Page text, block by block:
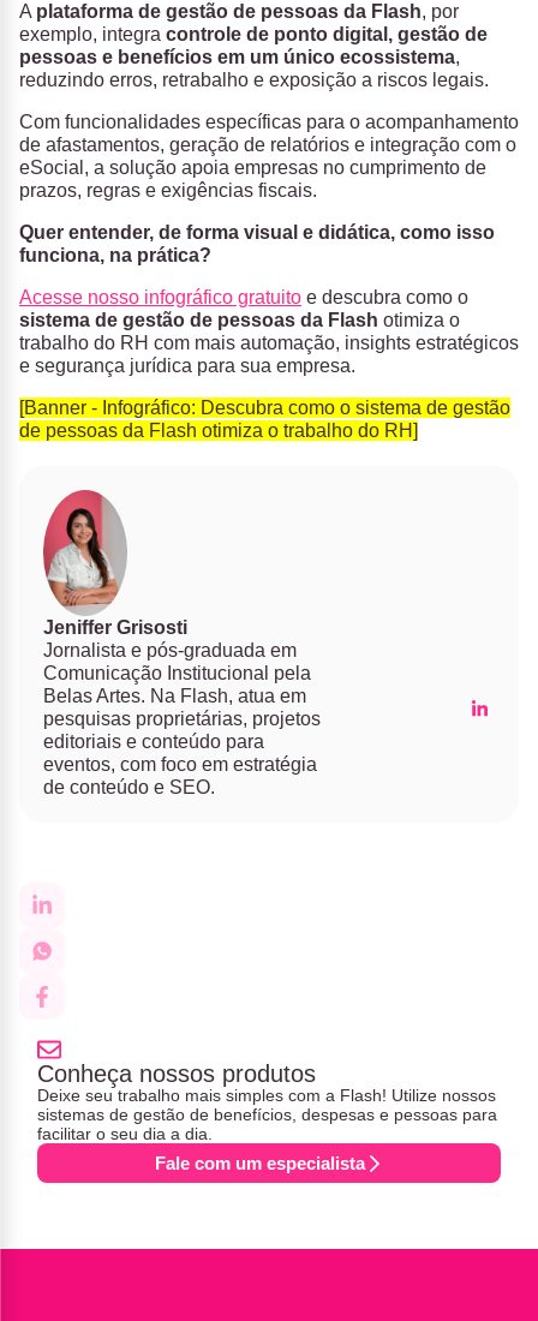
A plataforma de gestão de pessoas da Flash, por
exemplo, integra controle de ponto digital, gestão de
pessoas e benefícios em um único ecossistema,
reduzindo erros, retrabalho e exposição a riscos legais.
Com funcionalidades específicas para o acompanhamento
de afastamentos, geração de relatórios e integração com o
eSocial, a solução apoia empresas no cumprimento de
prazos, regras e exigências fiscais.
Quer entender, de forma visual e didática, como isso
funciona, na prática?
Acesse nosso infográfico gratuito e descubra como o
sistema de gestão de pessoas da Flash otimiza o
trabalho do RH com mais automação, insights estratégicos
e segurança jurídica para sua empresa.
[Banner - Infográfico: Descubra como o sistema de gestão
de pessoas da Flash otimiza o trabalho do RH]
Jeniffer Grisosti
Jornalista e pós-graduada em
Comunicação Institucional pela
Belas Artes. Na Flash, atua em
pesquisas proprietárias, projetos
editoriais e conteúdo para
eventos, com foco em estratégia
de conteúdo e SEO.
Conheça nossos produtos
Deixe seu trabalho mais simples com a Flash! Utilize nossos
sistemas de gestão de benefícios, despesas e pessoas para
facilitar o seu dia a dia.
Fale com um especialista